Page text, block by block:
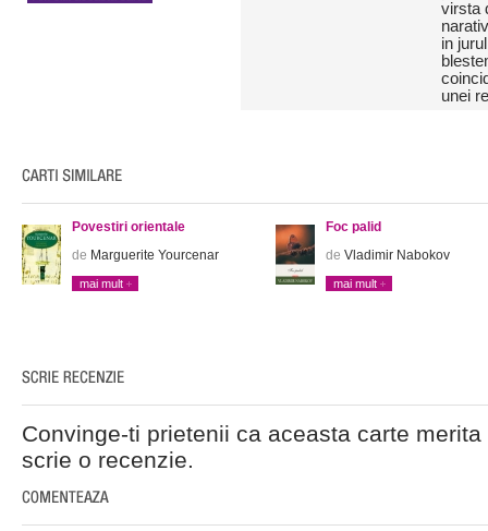
virsta
in
unei
Povestiri orientale
de Marguerite Yourcenar
mai mult
Foc palid
de Vladimir Nabokov
mai mult
Convinge-ti prietenii ca aceasta carte
scrie o recenzie.